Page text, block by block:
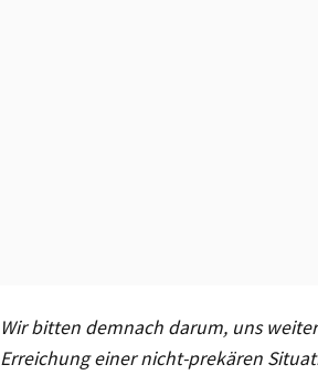
Wir bitten demnach darum, uns
Erreichung einer nicht-prekären